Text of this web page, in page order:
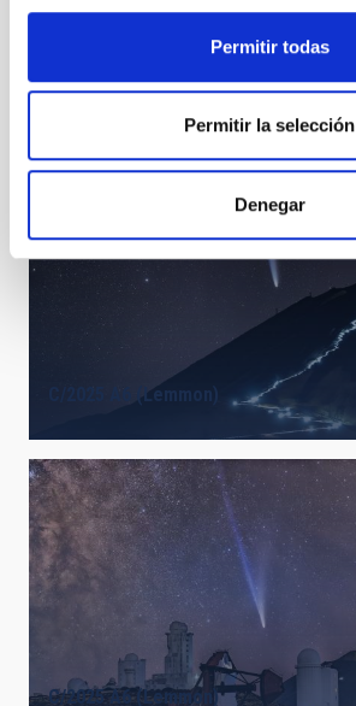
Permitir todas
Permitir la selección
Denegar
C/2025 A6 (Lemmon)
C/2025 A6 (Lemmon)
C/2025 A6 (Lemmon)